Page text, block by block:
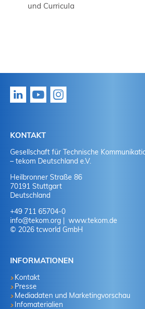
und Curricula
KONTAKT
Gesellschaft für Technische
– tekom Deutschland e.V.
Heilbronner Straße 86
70191 Stuttgart
Deutschland
+49 711 65704-0
info@tekom.org
www.tekom.de
© 2026 tcworld GmbH
INFORMATIONEN
Kontakt
Presse
Mediadaten und Marketingvorschau
Infomaterialien